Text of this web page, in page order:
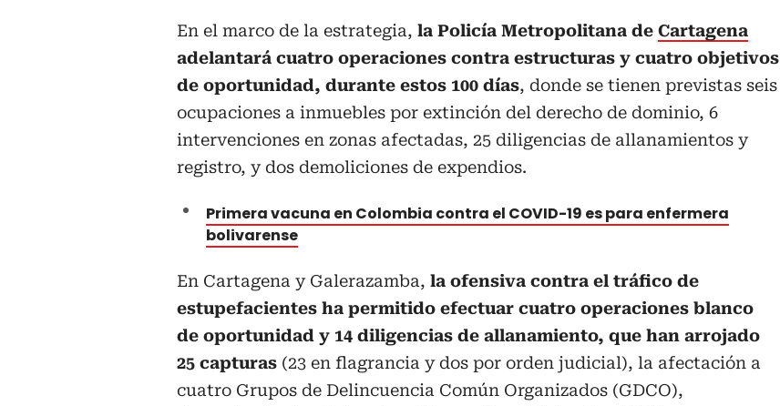
En el marco de la estrategia, la Policía Metropolitana de Cartagena
adelantará cuatro operaciones contra estructuras y cuatro objetivos
de oportunidad, durante estos 100 días, donde se tienen previstas seis
ocupaciones a inmuebles por extinción del derecho de dominio, 6
intervenciones en zonas afectadas, 25 diligencias de allanamientos y
registro, y dos demoliciones de expendios.
Primera vacuna en Colombia contra el COVID-19 es para enfermera
bolivarense
En Cartagena y Galerazamba, la ofensiva contra el tráfico de
estupefacientes ha permitido efectuar cuatro operaciones blanco
de oportunidad y 14 diligencias de allanamiento, que han arrojado
25 capturas (23 en flagrancia y dos por orden judicial), la afectación a
cuatro Grupos de Delincuencia Común Organizados (GDCO),